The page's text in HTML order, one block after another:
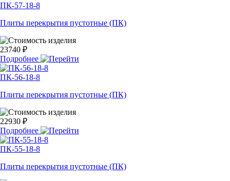
ПК-57-18-8
Плиты перекрытия пустотные (ПК)
23740 ₽
Подробнее
ПК-56-18-8
Плиты перекрытия пустотные (ПК)
22930 ₽
Подробнее
ПК-55-18-8
Плиты перекрытия пустотные (ПК)